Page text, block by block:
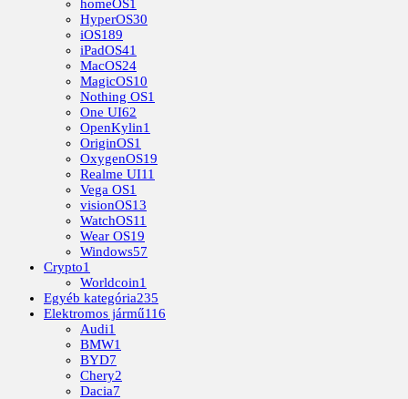
homeOS1
HyperOS30
iOS189
iPadOS41
MacOS24
MagicOS10
Nothing OS1
One UI62
OpenKylin1
OriginOS1
OxygenOS19
Realme UI11
Vega OS1
visionOS13
WatchOS11
Wear OS19
Windows57
Crypto1
Worldcoin1
Egyéb kategória235
Elektromos jármű116
Audi1
BMW1
BYD7
Chery2
Dacia7